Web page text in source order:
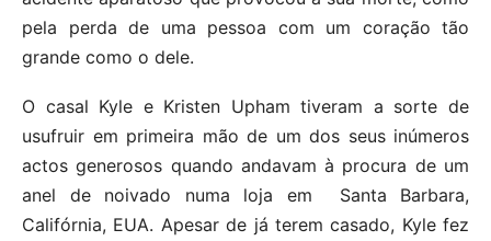
pela perda de uma pessoa com um coração tão
grande como o dele.
O casal Kyle e Kristen Upham tiveram a sorte de
usufruir em primeira mão de um dos seus inúmeros
actos generosos quando andavam à procura de um
anel de noivado numa loja em Santa Barbara,
Califórnia, EUA. Apesar de já terem casado, Kyle fez